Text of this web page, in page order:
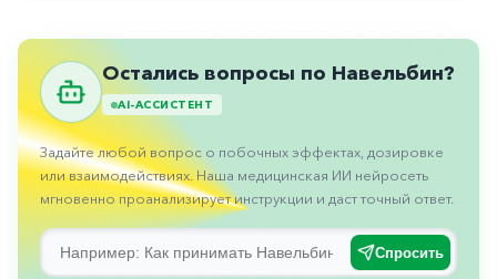
Пульмонология
Сердечные
Сосудистые
Тромбозы
Урология
Остались вопросы по Навельбин?
AI-АССИСТЕНТ
Задайте любой вопрос о побочных эффектах, дозировке
или взаимодействиях. Наша медицинская ИИ нейросеть
мгновенно проанализирует инструкции и даст точный ответ.
Спросить